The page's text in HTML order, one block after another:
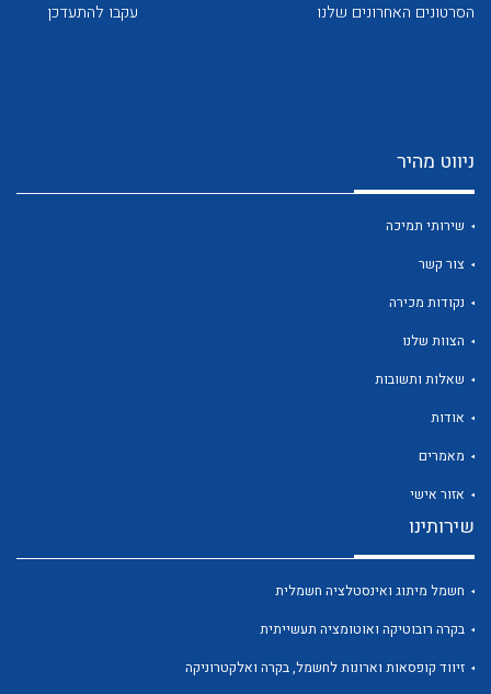
הסרטונים האחרונים שלנו עקבו להתעדכן
ניווט מהיר
שירותי תמיכה
צור קשר
נקודות מכירה
הצוות שלנו
שאלות ותשובות
אודות
מאמרים
אזור אישי
שירותינו
חשמל מיתוג ואינסטלציה חשמלית
בקרה רובוטיקה ואוטומציה תעשייתית
זיווד קופסאות וארונות לחשמל, בקרה ואלקטרוניקה